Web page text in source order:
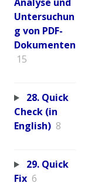
Untersuchun
g von PDF-
Dokumenten
15
28. Quick
Check (in
English) 8
29. Quick
Fix 6